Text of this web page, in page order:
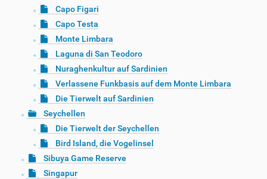
Capo Figari
Capo Testa
Monte Limbara
Laguna di San Teodoro
Nuraghenkultur auf Sardinien
Verlassene Funkbasis auf dem Monte Limbara
Die Tierwelt auf Sardinien
Seychellen
Die Tierwelt der Seychellen
Bird Island, die Vogelinsel
Sibuya Game Reserve
Singapur